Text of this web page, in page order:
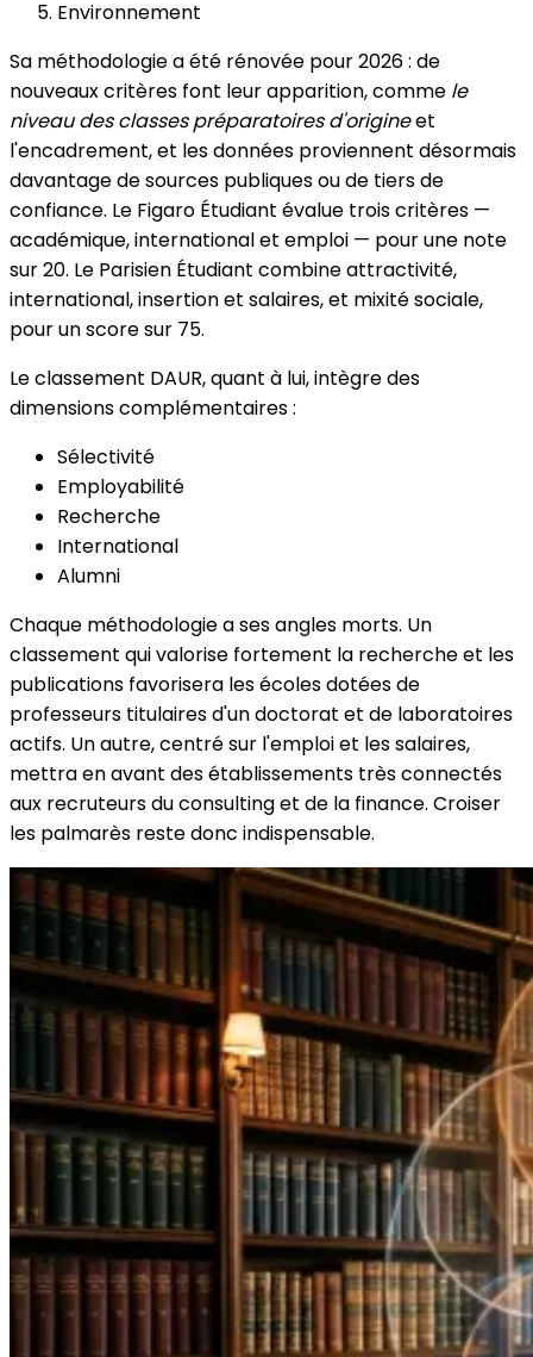
Environnement
Sa méthodologie a été rénovée pour 2026 : de
nouveaux critères font leur apparition, comme le
niveau des classes préparatoires d'origineet
l'encadrement, et les données proviennent désormais
davantage de sources publiques ou de tiers de
confiance. Le Figaro Étudiant évalue trois critères —
académique, international et emploi — pour une note
sur 20. Le Parisien Étudiant combine attractivité,
international, insertion et salaires, et mixité sociale,
pour un score sur 75.
Le classement DAUR, quant à lui, intègre des
dimensions complémentaires :
Sélectivité
Employabilité
Recherche
International
Alumni
Chaque méthodologie a ses angles morts. Un
classement qui valorise fortement la recherche et les
publications favorisera les écoles dotées de
professeurs titulaires d'un doctorat et de laboratoires
actifs. Un autre, centré sur l'emploi et les salaires,
mettra en avant des établissements très connectés
aux recruteurs du consulting et de la finance. Croiser
les palmarès reste donc indispensable.